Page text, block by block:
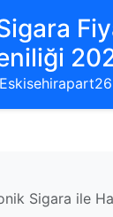
Eskisehirapart26
Sigara ile